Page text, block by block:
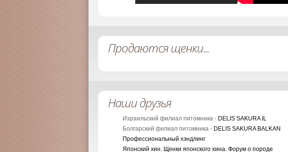
Продаются щенки...
Наши друзья
Израильский филиал питомника - DELIS SAKURA IL
Болгарский филиал питомника - DELIS SAKURA BALKAN
Профессиональный хэндлинг
Японский хин. Щенки японского хина. Форум о породе